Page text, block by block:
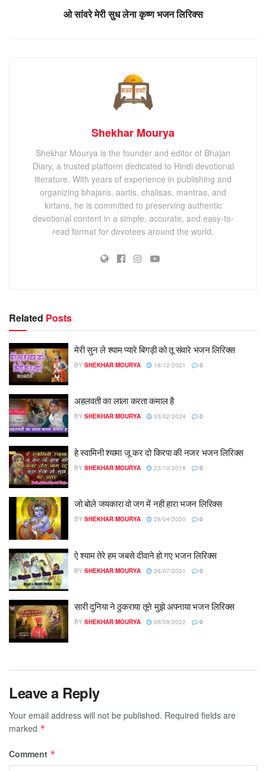
ओ सांवरे मेरी सुध लेना कृष्ण भजन लिरिक्स
Shekhar Mourya
Shekhar Mourya is the founder and editor of Bhajan
Diary, a trusted platform dedicated to Hindi devotional
literature. With years of experience in publishing and
organizing bhajans, aartis, chalisas, mantras, and
kirtans, he is committed to preserving authentic
devotional content in a simple, accurate, and easy-to-
read format for devotees around the world.
Related Posts
मेरी सुन ले श्याम प्यारे बिगड़ी को तू संवारे भजन लिरिक्स
BY SHEKHAR MOURYA 16/12/2021 0
अहलवती का लाला करता कमाल है
BY SHEKHAR MOURYA 03/02/2024 0
हे स्वामिनी श्यामा जू कर दो किरपा की नजर भजन लिरिक्स
BY SHEKHAR MOURYA 23/10/2018 0
जो बोले जयकारा वो जग में नही हारा भजन लिरिक्स
BY SHEKHAR MOURYA 28/04/2020 0
ऐ श्याम तेरे हम जबसे दीवाने हो गए भजन लिरिक्स
BY SHEKHAR MOURYA 28/07/2021 0
सारी दुनिया ने ठुकराया तूने मुझे अपनाया भजन लिरिक्स
BY SHEKHAR MOURYA 08/09/2022 0
Leave a Reply
Your email address will not be published. Required fields are
marked *
Comment *